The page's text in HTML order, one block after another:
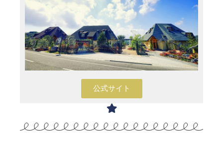
公式サイト